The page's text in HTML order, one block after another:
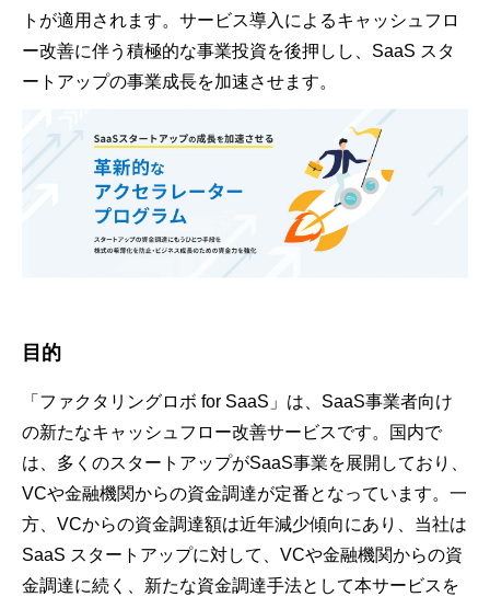
トが適用されます。サービス導入によるキャッシュフロ
ー改善に伴う積極的な事業投資を後押しし、SaaS スタ
ートアップの事業成長を加速させます。
目的
「ファクタリングロボ for SaaS」は、SaaS事業者向け
の新たなキャッシュフロー改善サービスです。国内で
は、多くのスタートアップがSaaS事業を展開しており、
VCや金融機関からの資金調達が定番となっています。一
方、VCからの資金調達額は近年減少傾向にあり、当社は
SaaS スタートアップに対して、VCや金融機関からの資
金調達に続く、新たな資金調達手法として本サービスを